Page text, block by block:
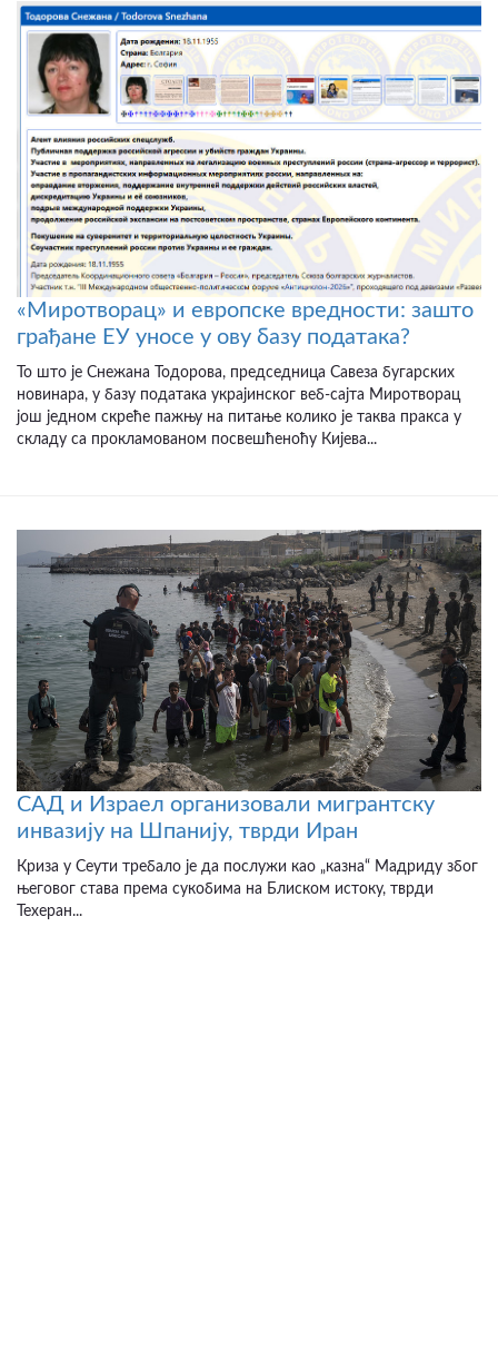
«Миротворац» и европске вредности: зашто
грађане ЕУ уносе у ову базу података?
То што је Снежана Тодорова, председница Савеза бугарских
новинара, у базу података украјинског веб-сајта Миротворац
још једном скреће пажњу на питање колико је таква пракса у
складу са прокламованом посвешћеноћу Кијева...
САД и Израел организовали мигрантску
инвазију на Шпанију, тврди Иран
Криза у Сеути требало је да послужи као „казна“ Мадриду због
његовог става према сукобима на Блиском истоку, тврди
Техеран...